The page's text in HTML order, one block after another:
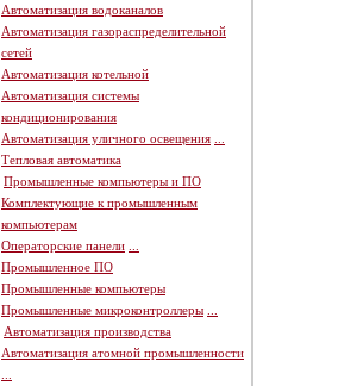
Автоматизация водоканалов
Автоматизация газораспределительной
сетей
Автоматизация котельной
Автоматизация системы
кондиционирования
Автоматизация уличного освещения
Тепловая автоматика
Промышленные компьютеры и ПО
Комплектующие к промышленным
компьютерам
Операторские панели
Промышленное ПО
Промышленные компьютеры
Промышленные микроконтроллеры
Автоматизация производства
Автоматизация атомной промышленности